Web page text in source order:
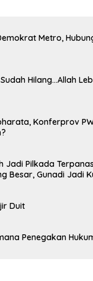
Metro,
Hilang…Allah
Konferprov
Jadi Pilkada
Besar, Gunadi Jadi
Duit
Penegakan